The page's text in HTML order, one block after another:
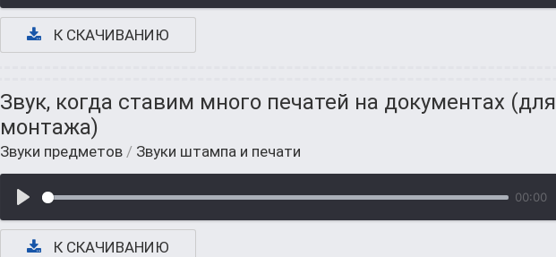
К СКАЧИВАНИЮ
Звук, когда ставим много печатей на документах (для
монтажа)
Звуки предметов / Звуки штампа и печати
00:00
К СКАЧИВАНИЮ